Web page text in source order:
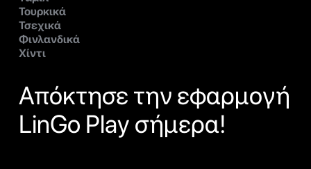
Τουρκικά
Τσεχικά
Φινλανδικά
Χίντι
Απόκτησε την εφαρμογή
LinGo Play σήμερα!